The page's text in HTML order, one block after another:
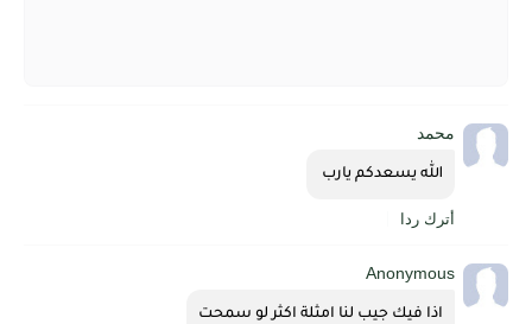
محمد
الله يسعدكم يارب
أترك ردا
Anonymous
اذا فيك جيب لنا امثلة اكثر لو سمحت